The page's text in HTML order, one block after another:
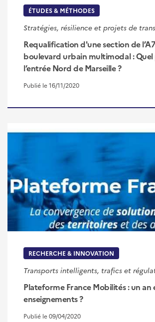
ÉTUDES & MÉTHODES
Stratégies, résilience et projets de
Requalification d'une section de
boulevard urbain multimodal :
l’entrée Nord de Marseille ?
Publié le 16/11/2020
RECHERCHE & INNOVATION
Transports intelligents, trafics et
Plateforme France Mobilités : un an
enseignements ?
Publié le 09/04/2020